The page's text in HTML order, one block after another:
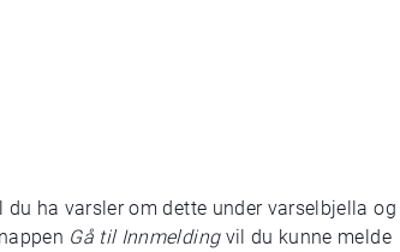
ha varsler om dette under varselbjella og
Gå til Innmeldingvil du kunne melde